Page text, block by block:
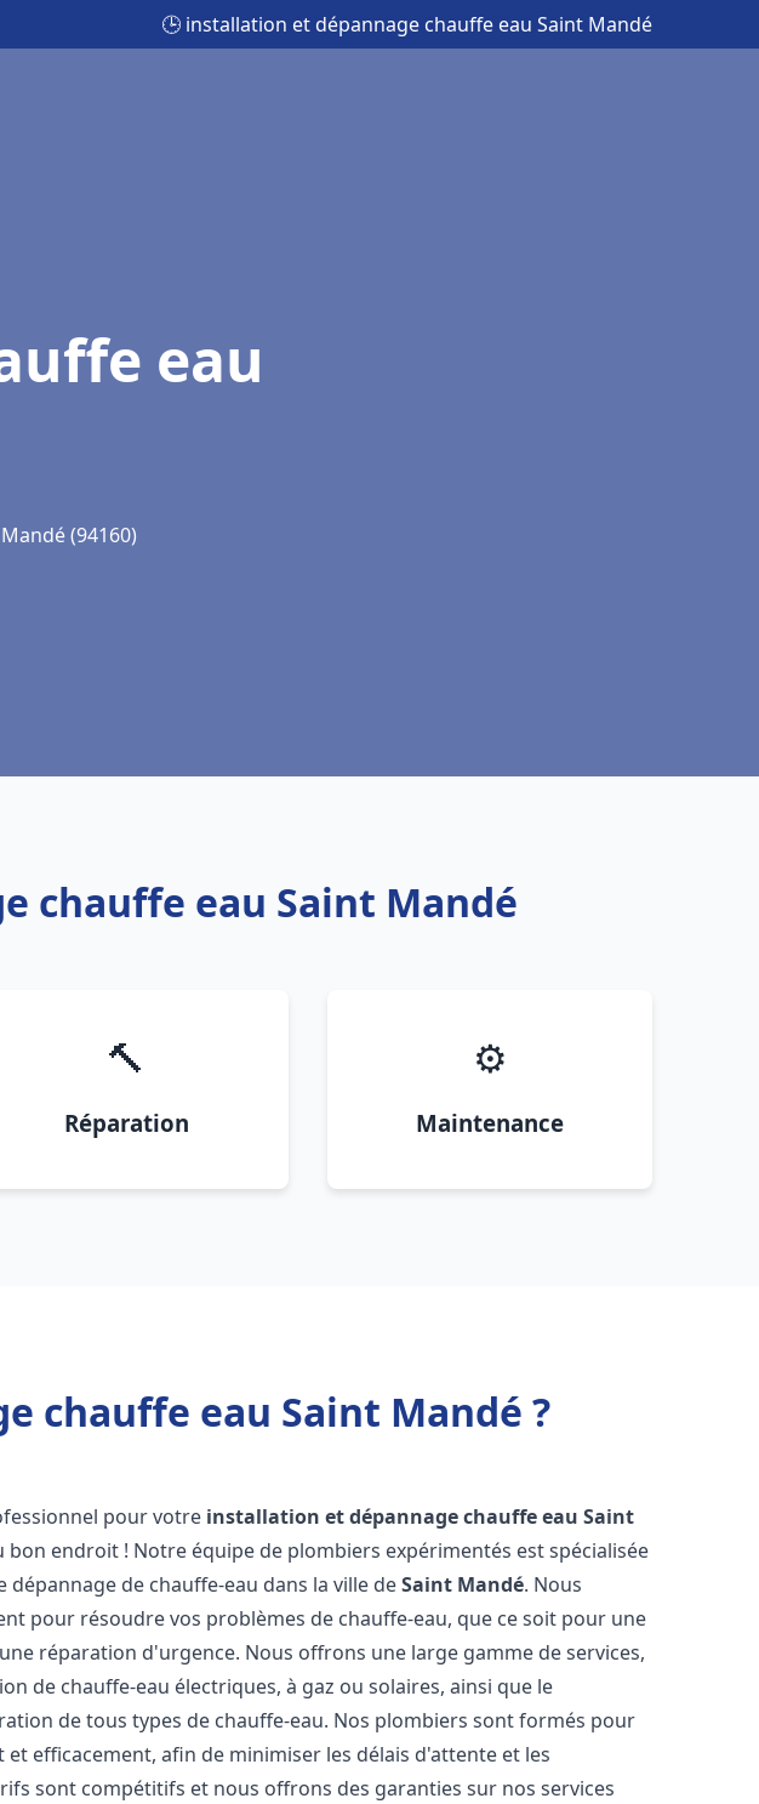
🕒 installation et dépannage chauffe eau Saint Mandé
eau
(94160)
chauffe eau Saint Mandé
🔨
Réparation
⚙️
Maintenance
chauffe eau Saint Mandé ?
pour votre installation et dépannage chauffe eau Saint
bon endroit ! Notre équipe de plombiers expérimentés est spécialisée
dépannage de chauffe-eau dans la ville deSaint Mandé. Nous
pour résoudre vos problèmes de chauffe-eau, que ce soit pour une
réparation d'urgence. Nous offrons une large gamme de services,
de chauffe-eau électriques, à gaz ou solaires, ainsi que le
de tous types de chauffe-eau. Nos plombiers sont formés pour
efficacement, afin de minimiser les délais d'attente et les
sont compétitifs et nous offrons des garanties sur nos services